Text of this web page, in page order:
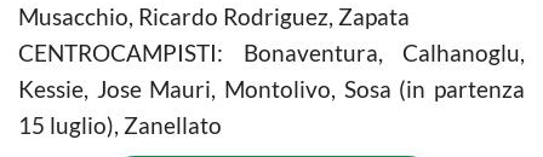
Musacchio, Ricardo Rodriguez, Zapata
CENTROCAMPISTI: Bonaventura, Calhanoglu,
Kessie, Jose Mauri, Montolivo, Sosa (in partenza
15 luglio), Zanellato